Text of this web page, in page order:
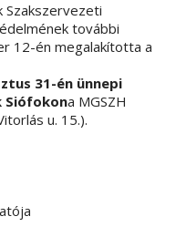
Szakszervezeti
további
12-én megalakította a
31-én ünnepi
a MGSZH
u. 15.).